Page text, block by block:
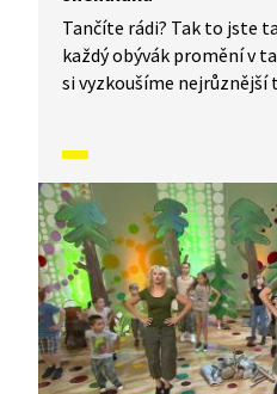
Tančíte rádi? Tak to jste
každý obývák promění v
si vyzkoušíme nejrůznější
vás inspirovali a udělali z
každého tanečního
jak to vypadá, když se